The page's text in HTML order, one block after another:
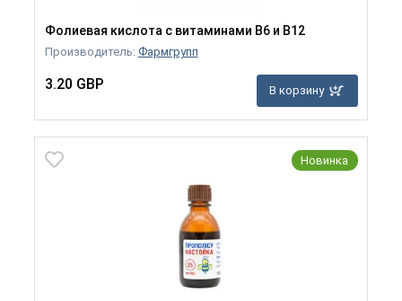
Фолиевая кислота с витаминами B6 и B12
Производитель: Фармгрупп
3.20 GBP В корзину
Новинка